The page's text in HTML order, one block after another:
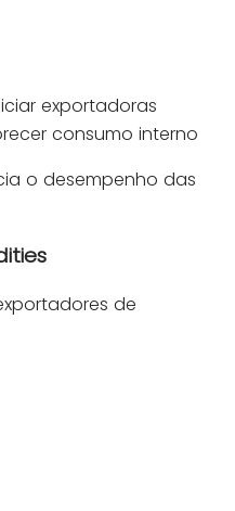
exportadoras
consumo interno
o desempenho das
de